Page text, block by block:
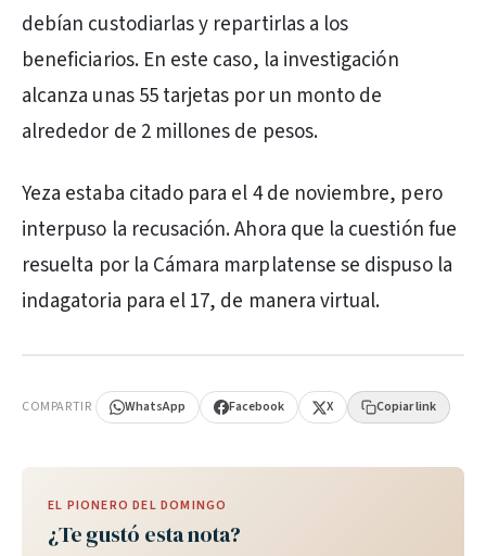
debían custodiarlas y repartirlas a los
beneficiarios. En este caso, la investigación
alcanza unas 55 tarjetas por un monto de
alrededor de 2 millones de pesos.
Yeza estaba citado para el 4 de noviembre, pero
interpuso la recusación. Ahora que la cuestión fue
resuelta por la Cámara marplatense se dispuso la
indagatoria para el 17, de manera virtual.
COMPARTIR WhatsApp Facebook X Copiar link
EL PIONERO DEL DOMINGO
¿Te gustó esta nota?